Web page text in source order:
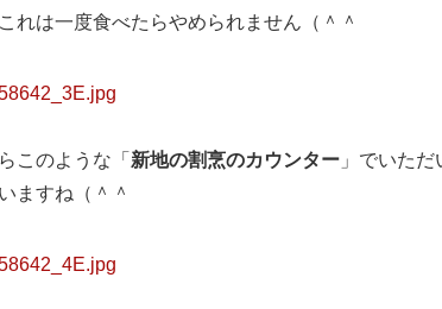
れは一度食べたらやめられません（＾＾
このような「 新地の割烹のカウンター 」でいた
ますね（＾＾